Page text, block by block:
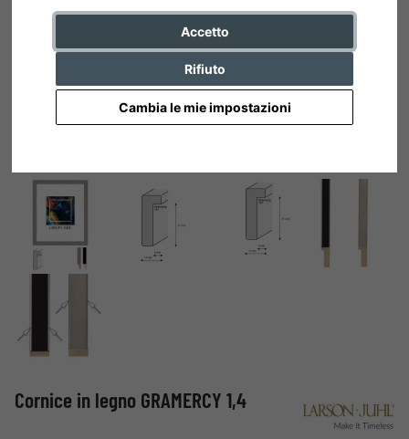
Accetto
Rifiuto
Cambia le mie impostazioni
Cornice in legno GRAMERCY 1,4